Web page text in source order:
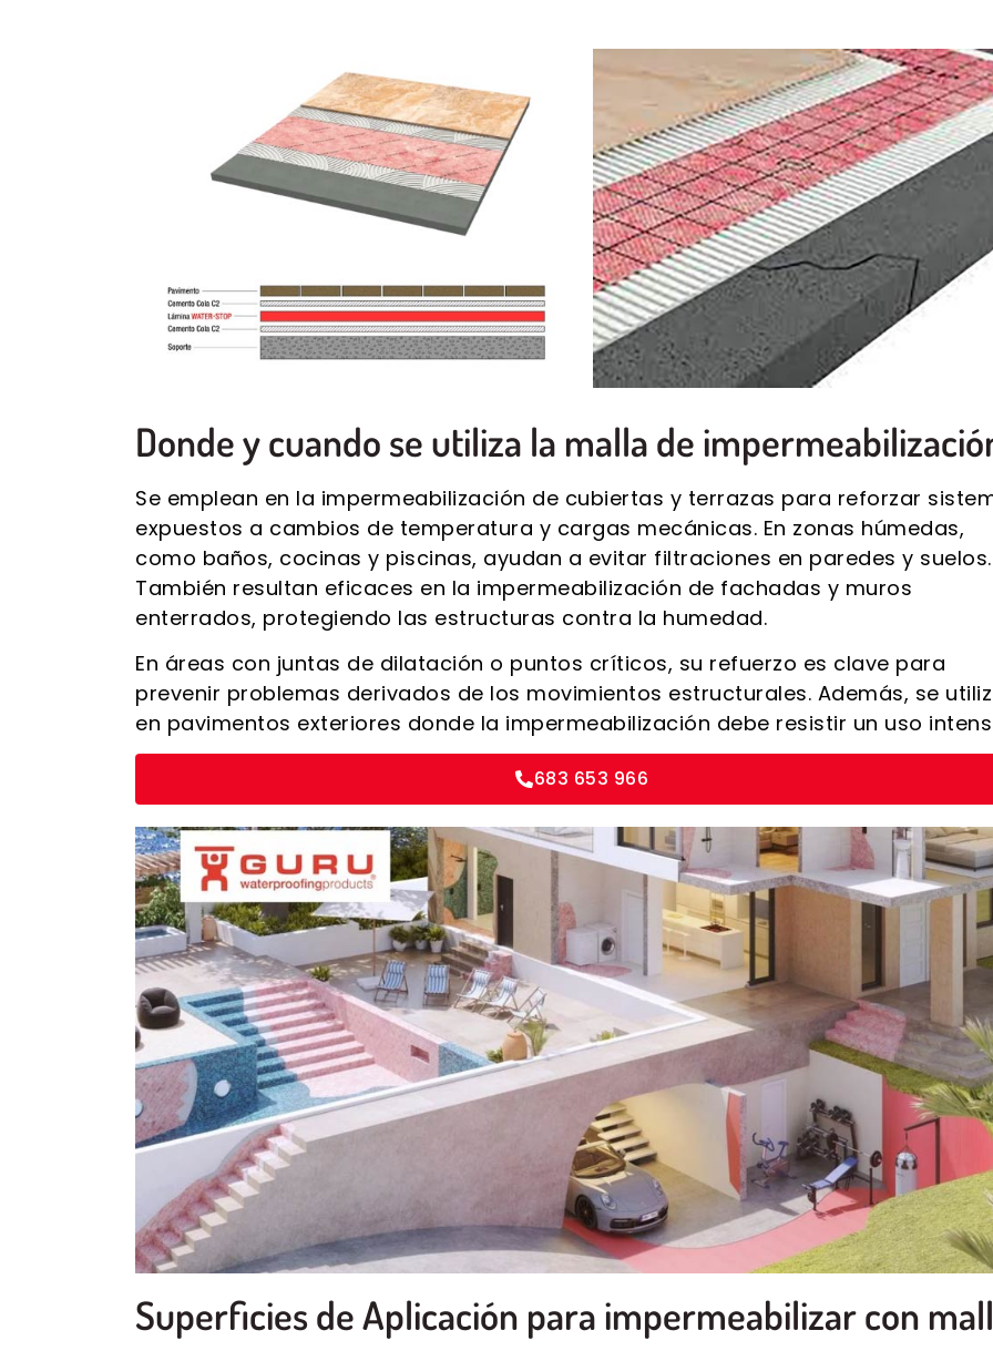
Donde y cuando se utiliza la malla de
Se emplean en la impermeabilización de cubiertas y terrazas para reforzar
expuestos a cambios de temperatura y cargas mecánicas. En zonas húmedas,
como baños, cocinas y piscinas, ayudan a evitar filtraciones en paredes y suelos.
También resultan eficaces en la impermeabilización de fachadas y muros
enterrados, protegiendo las estructuras contra la humedad.
En áreas con juntas de dilatación o puntos críticos, su refuerzo es clave para
prevenir problemas derivados de los movimientos estructurales. Además, se
en pavimentos exteriores donde la impermeabilización debe resistir un uso
683 653 966
Superficies de Aplicación para impermeabilizar con